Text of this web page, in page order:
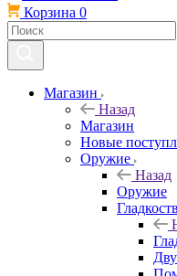
Корзина 0
Магазин
Назад
Магазин
Новые
Оружие
Назад
Оружие